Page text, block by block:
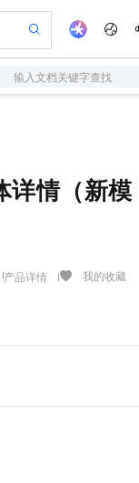
输入文档关键字查找
情（新模
产品详情 我的收藏
1.1-T2V
能体编程平台
V4-Pro
从聊天伙伴进化为能主动干活的本地数字员工
成，高效打造优质广告素材
计划